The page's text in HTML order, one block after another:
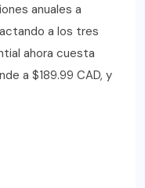
anuales a
a los tres
ahora cuesta
a $189.99 CAD, y